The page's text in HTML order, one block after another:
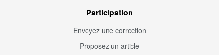
Participation
Envoyez une correction
Proposez un article